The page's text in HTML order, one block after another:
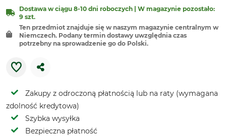
Dostawa w ciągu 8-10 dni roboczych | W magazynie pozostało:
9 szt.
Ten przedmiot znajduje się w naszym magazynie centralnym w
Niemczech. Podany termin dostawy uwzględnia czas
potrzebny na sprowadzenie go do Polski.
Zakupy z odroczoną płatnością lub na raty (wymagana
zdolność kredytowa)
Szybka wysyłka
Bezpieczna płatność